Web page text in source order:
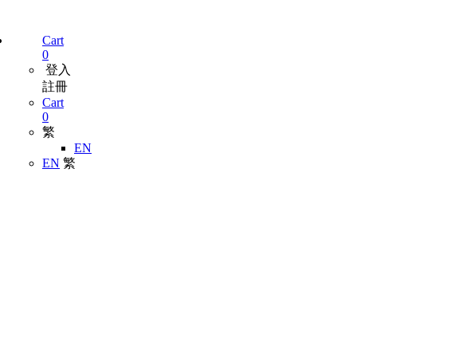
Cart
0
登入
註冊
Cart
0
繁
EN
EN 繁